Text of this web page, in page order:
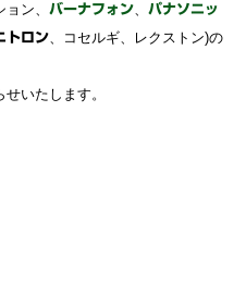
ン、 バーナフォン、 パナソニッ
トロン、コセルギ、レクストン)の
いたします。